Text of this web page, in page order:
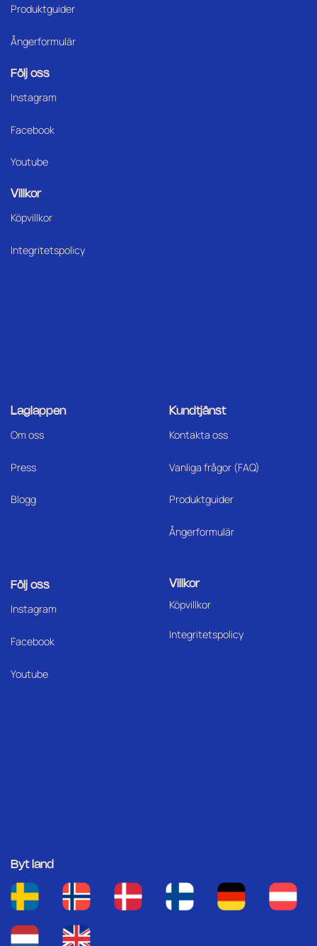
Produktguider
Ångerformulär
Följ oss
Instagram
Facebook
Youtube
Villkor
Köpvillkor
Integritetspolicy
Laglappen
Om oss
Press
Blogg
Kundtjänst
Kontakta oss
Vanliga frågor (FAQ)
Produktguider
Ångerformulär
Följ oss
Instagram
Facebook
Youtube
Villkor
Köpvillkor
Integritetspolicy
Byt land